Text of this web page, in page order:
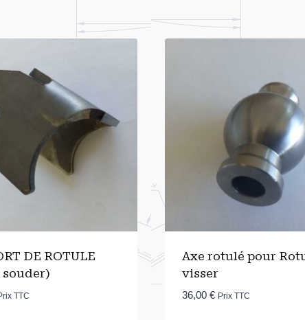
DE ROTULE
souder)
TTC
Axe rotulé pour
visser
36,00 € Prix TTC